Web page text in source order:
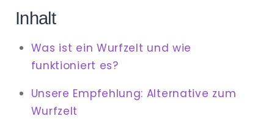
Inhalt
Was ist ein Wurfzelt und wie
funktioniert es?
Unsere Empfehlung: Alternative zum
Wurfzelt